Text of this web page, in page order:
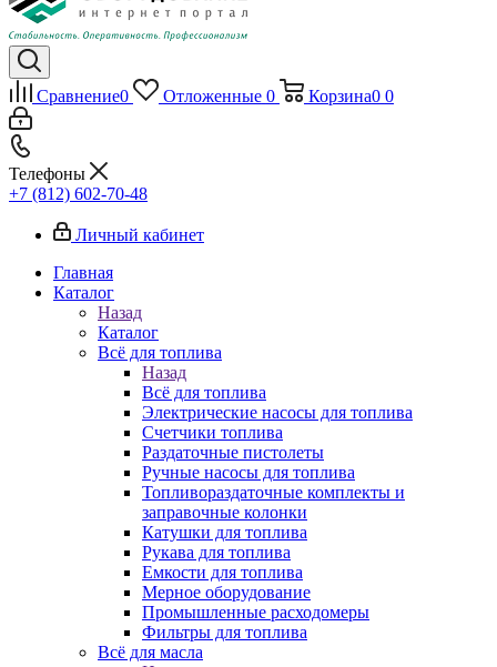
Сравнение0 Отложенные 0 Корзина0 0
Телефоны
+7 (812) 602-70-48
Личный кабинет
Главная
Каталог
Назад
Каталог
Всё для топлива
Назад
Всё для топлива
Электрические насосы для топлива
Счетчики топлива
Раздаточные пистолеты
Ручные насосы для топлива
Топливораздаточные комплекты и
заправочные колонки
Катушки для топлива
Рукава для топлива
Емкости для топлива
Мерное оборудование
Промышленные расходомеры
Фильтры для топлива
Всё для масла